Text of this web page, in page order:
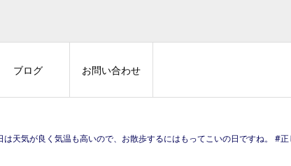
ブログ お問い合わせ
にはもってこいの日ですね。 #正しく恐れてしっかり対策お願いします #浅草 #asakusa #tokyo #japan #ウィ